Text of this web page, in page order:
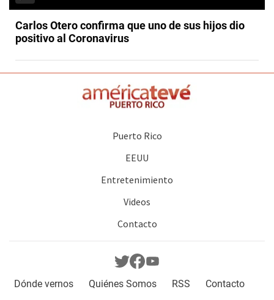
Carlos Otero confirma que uno de sus hijos dio
positivo al Coronavirus
Puerto Rico
EEUU
Entretenimiento
Videos
Contacto
Dónde vernos Quiénes Somos RSS
Contacto